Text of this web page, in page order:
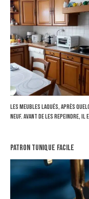
Les meubles laqués, après
neuf. Avant de les repeindre,
patron tunique facile